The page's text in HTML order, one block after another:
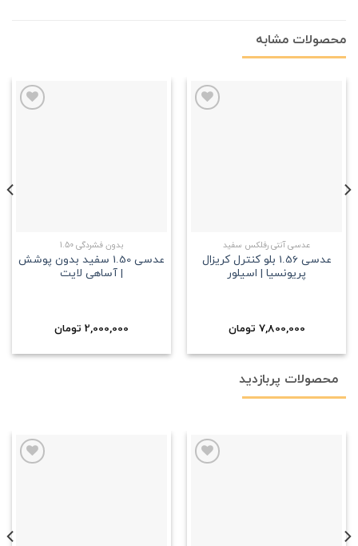
محصولات مشابه
عدسی آنتی رفلکس سفید
عدسی 1.56 بلو کنترل کریزال
پریونسیا | اسیلور
7,800,000 تومان
بدون فشردگی 1.50
عدسی 1.50 سفید بدون پوشش
| آساهی لایت
2,000,000 تومان
محصولات پربازدید